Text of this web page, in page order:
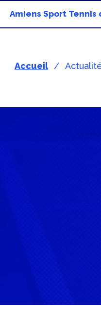
Amiens Sport Tennis
Accueil